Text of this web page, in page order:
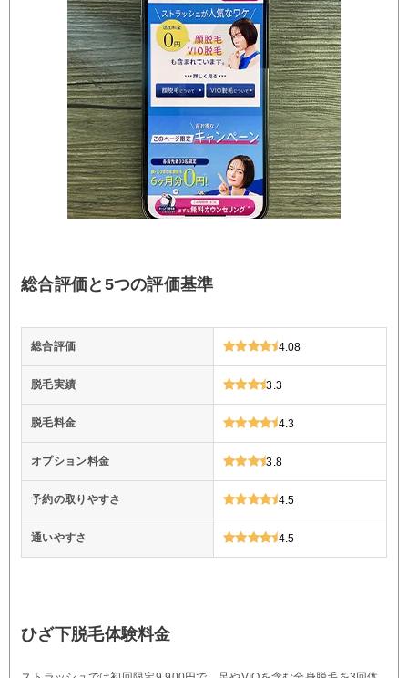
総合評価と5つの評価基準
総合評価 4.08
脱毛実績 3.3
脱毛料金 4.3
オプション料金 3.8
予約の取りやすさ 4.5
通いやすさ 4.5
ひざ下脱毛体験料金